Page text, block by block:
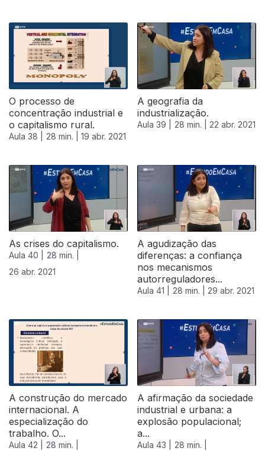
O processo de
concentração industrial e
o capitalismo rural.
Aula 38 | 28 min. | 19 abr. 2021
A geografia da
industrialização.
Aula 39 | 28 min. | 22 abr. 2021
As crises do capitalismo.
Aula 40 |
28 min. |
26 abr. 2021
A agudização das
diferenças: a confiança
nos mecanismos
autorreguladores...
Aula 41 | 28 min. | 29 abr. 2021
A construção do mercado
internacional. A
especialização do
trabalho. O...
Aula 42 |
28 min. |
A afirmação da sociedade
industrial e urbana: a
explosão populacional;
a...
Aula 43 |
28 min. |